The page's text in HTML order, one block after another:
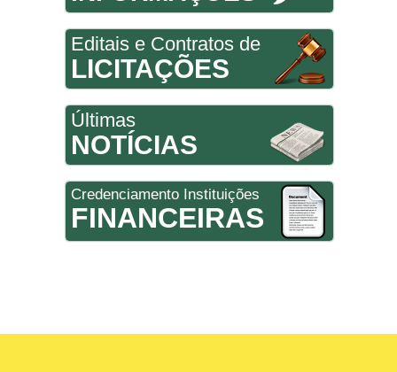
Editais e Contratos de
LICITAÇÕES
Últimas
NOTÍCIAS
Credenciamento Instituições
FINANCEIRAS